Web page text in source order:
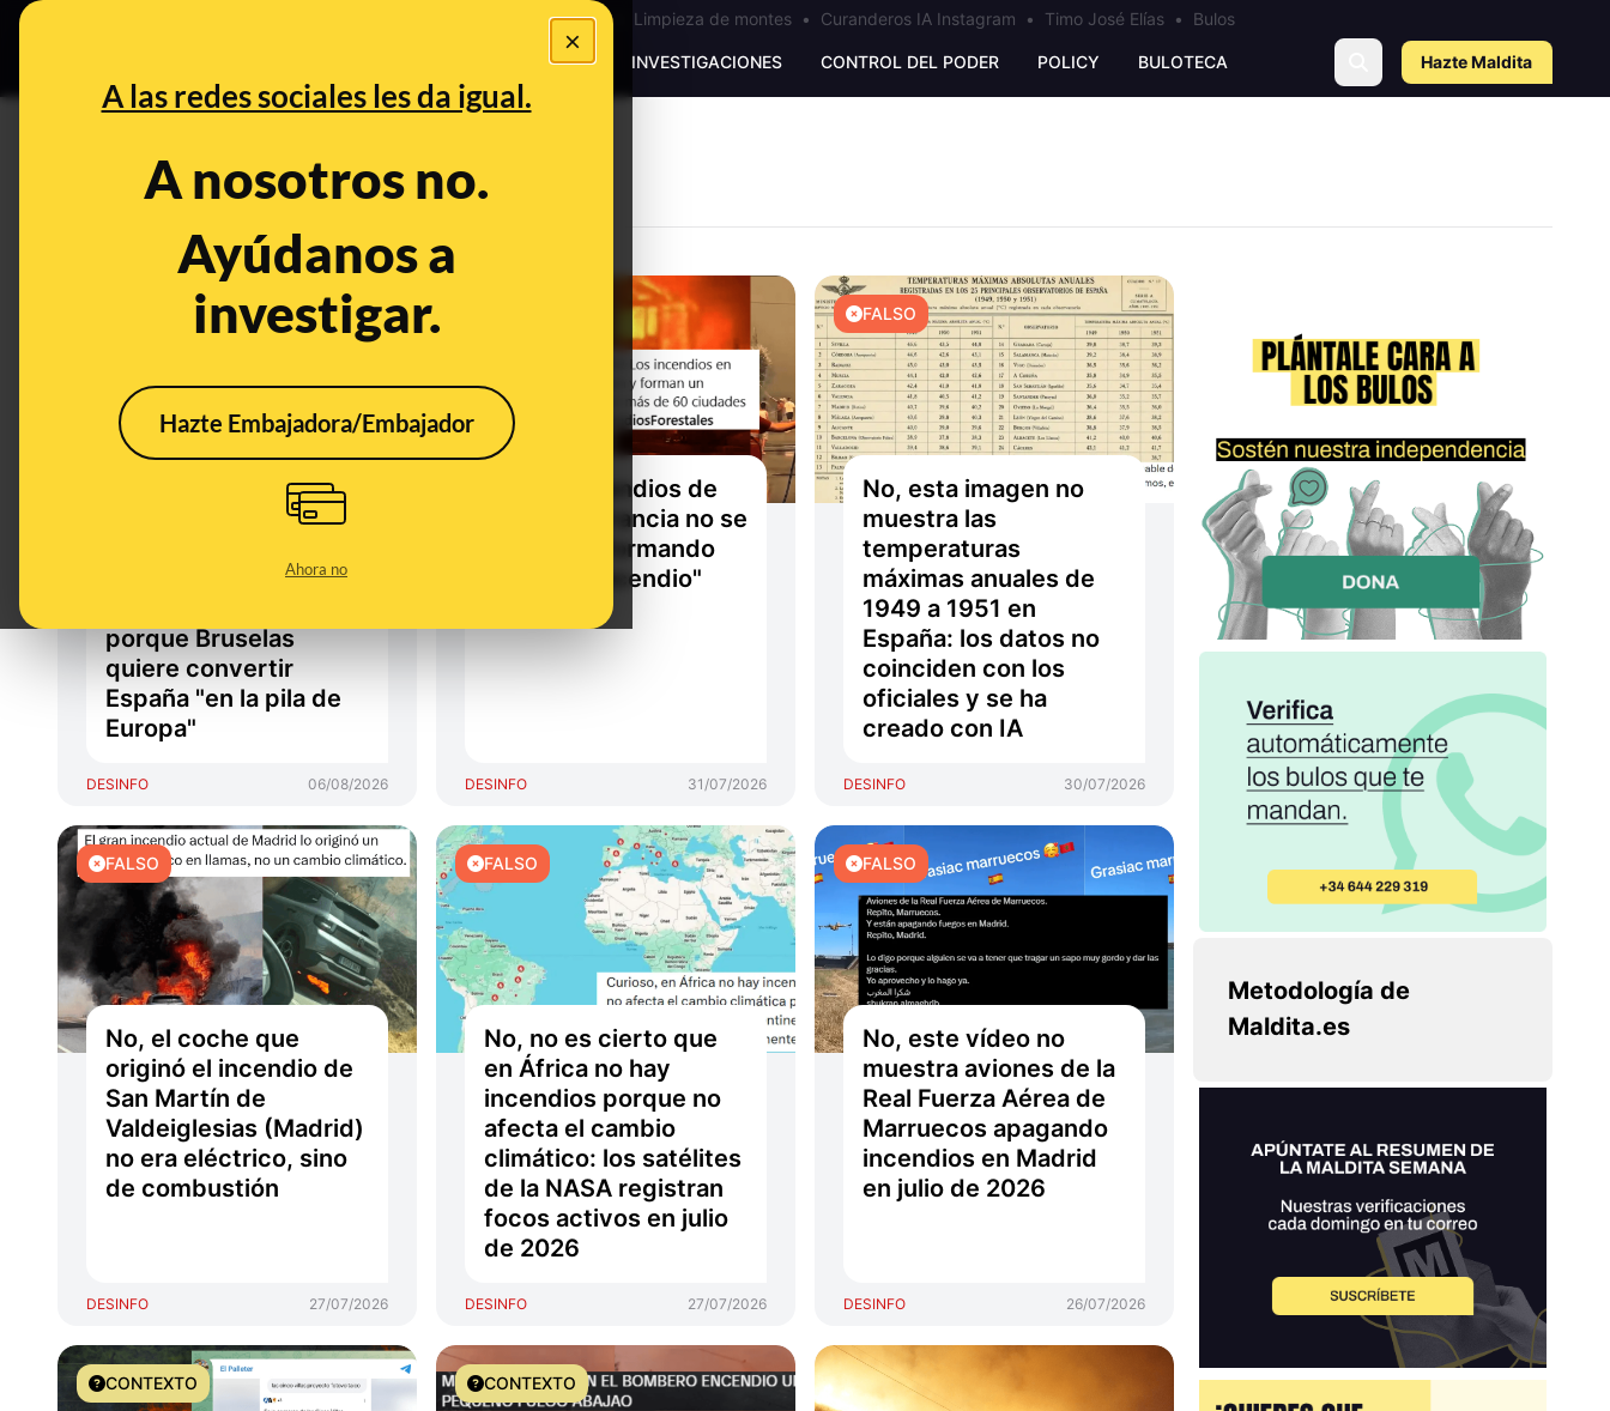
×
A las redes sociales les da igual.
A nosotros no.
Ayúdanos a
investigar.
Hazte Embajadora/Embajador
Ahora no
Bulos Ceuta • Limpieza de montes • Curanderos IA Instagram • Timo José Elías • Bulos
PREBUNKING INVESTIGACIONES CONTROL DEL PODER POLICY BULOTECA Hazte Maldita
Cuidado con el vídeo
que asegura que los
provocados para
porque Bruselas
quiere convertir
España "en la pila de
Europa"
DESINFO 06/08/2026
No, los incendios de
España y Francia no se
han unido formando
un "megaincendio"
DESINFO 31/07/2026
FALSO
No, esta imagen no
muestra las
temperaturas
máximas anuales de
1949 a 1951 en
España: los datos no
coinciden con los
oficiales y se ha
creado con IA
DESINFO 30/07/2026
FALSO
No, el coche que
originó el incendio de
San Martín de
Valdeiglesias (Madrid)
no era eléctrico, sino
de combustión
DESINFO 27/07/2026
FALSO
No, no es cierto que
en África no hay
incendios porque no
afecta el cambio
climático: los satélites
de la NASA registran
focos activos en julio
de 2026
DESINFO 27/07/2026
FALSO
No, este vídeo no
muestra aviones de la
Real Fuerza Aérea de
Marruecos apagando
incendios en Madrid
en julio de 2026
DESINFO 26/07/2026
CONTEXTO CONTEXTO
Metodología de
Maldita.es